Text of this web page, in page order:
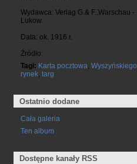
Wydawca: Verlag G.& F.,Warschau -
Lukow.
Data: ok. 1916 r.
Źródło:
Tagi: Karta pocztowa Wyszyńskiego
rynek, targ
Ostatnio dodane
Cała galeria
Ten album
Dostępne kanały RSS